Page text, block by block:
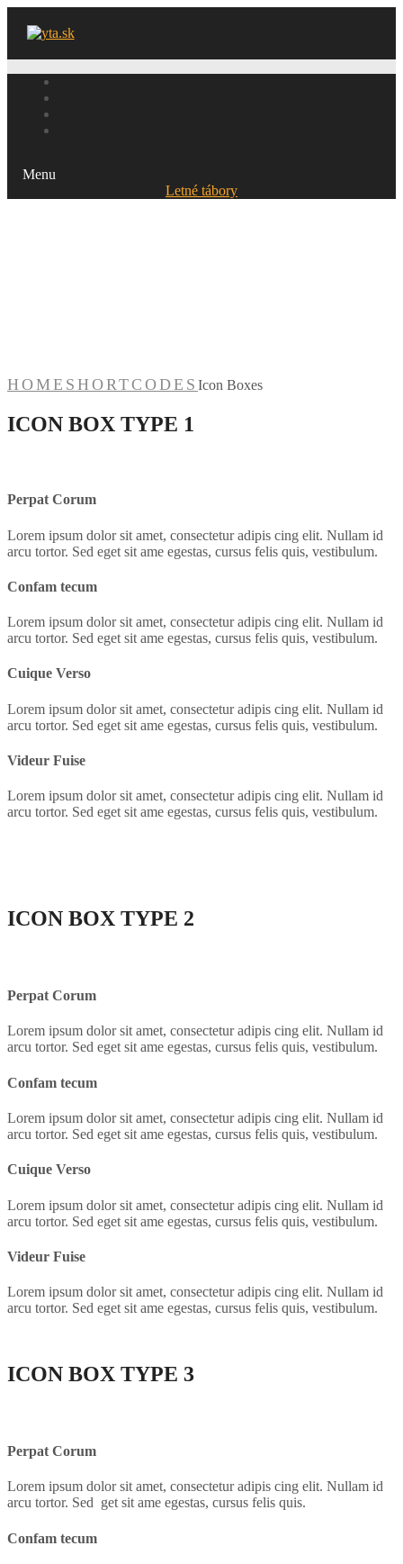
Menu
Letné tábory
HOME SHORTCODES Icon Boxes
ICON BOX TYPE 1
Perpat Corum
Lorem ipsum dolor sit amet, consectetur adipis cing elit. Nullam id
arcu tortor. Sed eget sit ame egestas, cursus felis quis, vestibulum.
Confam tecum
Lorem ipsum dolor sit amet, consectetur adipis cing elit. Nullam id
arcu tortor. Sed eget sit ame egestas, cursus felis quis, vestibulum.
Cuique Verso
Lorem ipsum dolor sit amet, consectetur adipis cing elit. Nullam id
arcu tortor. Sed eget sit ame egestas, cursus felis quis, vestibulum.
Videur Fuise
Lorem ipsum dolor sit amet, consectetur adipis cing elit. Nullam id
arcu tortor. Sed eget sit ame egestas, cursus felis quis, vestibulum.
ICON BOX TYPE 2
Perpat Corum
Lorem ipsum dolor sit amet, consectetur adipis cing elit. Nullam id
arcu tortor. Sed eget sit ame egestas, cursus felis quis, vestibulum.
Confam tecum
Lorem ipsum dolor sit amet, consectetur adipis cing elit. Nullam id
arcu tortor. Sed eget sit ame egestas, cursus felis quis, vestibulum.
Cuique Verso
Lorem ipsum dolor sit amet, consectetur adipis cing elit. Nullam id
arcu tortor. Sed eget sit ame egestas, cursus felis quis, vestibulum.
Videur Fuise
Lorem ipsum dolor sit amet, consectetur adipis cing elit. Nullam id
arcu tortor. Sed eget sit ame egestas, cursus felis quis, vestibulum.
ICON BOX TYPE 3
Perpat Corum
Lorem ipsum dolor sit amet, consectetur adipis cing elit. Nullam id
arcu tortor. Sed get sit ame egestas, cursus felis quis.
Confam tecum